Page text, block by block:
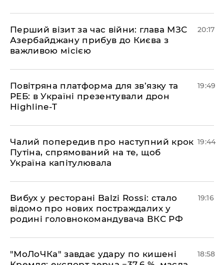
​Перший візит за час війни: глава МЗС
Азербайджану прибув до Києва з
важливою місією
20:17
​Повітряна платформа для зв’язку та
РЕБ: в Україні презентували дрон
Highline-T
19:49
​Чалий попередив про наступний крок
Путіна, спрямований на те, щоб
Україна капітулювала
19:44
​Вибух у ресторані Balzi Rossi: стало
відомо про нових постраждалих у
родині головнокомандувача ВКС РФ
19:16
​"МоЛоЧКа" завдає удару по кишені
18:58